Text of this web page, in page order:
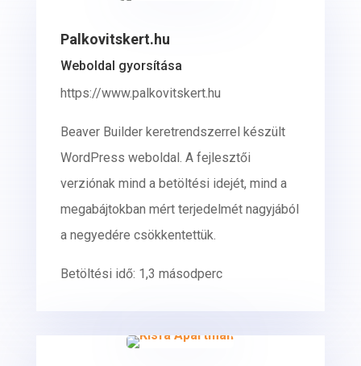
Palkovitskert.hu
Weboldal gyorsítása
https://www.palkovitskert.hu
Beaver Builder keretrendszerrel készült
WordPress weboldal. A fejlesztői
verziónak mind a betöltési idejét, mind a
megabájtokban mért terjedelmét nagyjából
a negyedére csökkentettük.
Betöltési idő: 1,3 másodperc